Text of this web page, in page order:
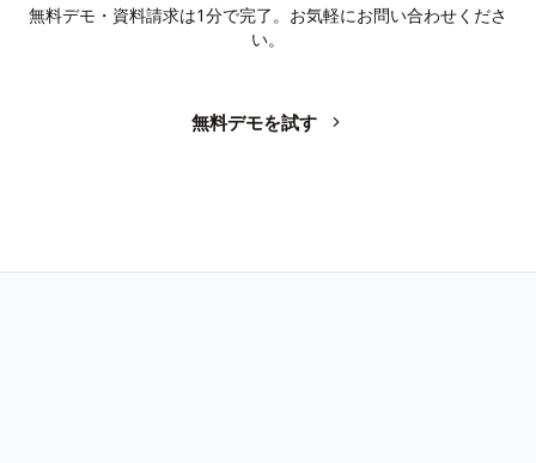
無料デモ・資料請求は1分で完了。お気軽にお問い合わせくださ
い。
無料デモを試す